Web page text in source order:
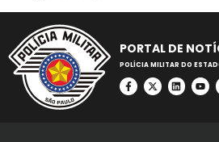
PORTAL DE
POLÍCIA MILITAR DO